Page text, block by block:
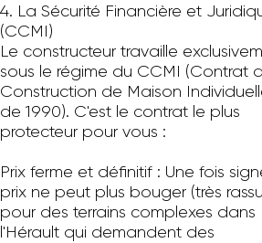
4. La Sécurité Financière et
(CCMI)
Le constructeur travaille
sous le régime du CCMI (Contrat
Construction de Maison
de 1990). C'est le contrat le plus
protecteur pour vous :
Prix ferme et définitif : Une fois
prix ne peut plus bouger (très
pour des terrains complexes dans
l'Hérault qui demandent des